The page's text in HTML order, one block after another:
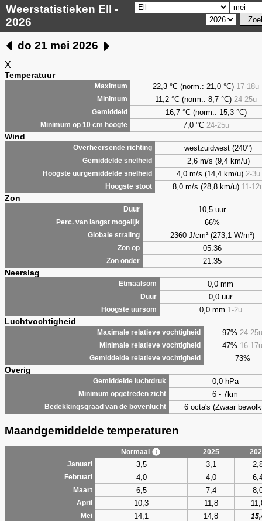
Weerstatistieken Ell -
2026
do 21 mei 2026
X
Temperatuur
Maximum 22,3 °C (norm.: 21,0 °C) 17-18u
Minimum 11,2 °C (norm.: 8,7 °C) 24-25u
Gemiddeld 16,7 °C (norm.: 15,3 °C)
Minimum op 10 cm hoogte 7,0°C 24-25u
Wind
Overheersende richting westzuidwest (240°)
Gemiddelde snelheid 2,6 m/s (9,4 km/u)
Hoogste uurgemiddelde snelheid 4,0 m/s (14,4 km/u) 2-3u
Hoogste stoot 8,0 m/s (28,8 km/u) 11-
Zon
Duur 10,5 uur
Perc. van langst mogelijk 66%
Globale straling 2360 J/cm² (273,1 W/m²)
Zon op 05:36
Zon onder 21:35
Neerslag
Etmaalsom 0,0 mm
Duur 0,0 uur
Hoogste uursom 0,0 mm 1-2u
Luchtvochtigheid
Maximale relatieve vochtigheid 97% 24-25u
Minimale relatieve vochtigheid 47% 16-17u
Gemiddelde relatieve vochtigheid 73%
Overig
Gemiddelde luchtdruk 0,0 hPa
Minimum opgetreden zicht 6 - 7km
Bedekkingsgraad van de bovenlucht 6 octa's (Zwaar
Maandgemiddelde temperaturen
Normaal 2025
Januari
3,5 3,1
Februari 4,0 4,0
Maart 6,5 7,4
April 10,3 11,8
Mei 14,1 14,8